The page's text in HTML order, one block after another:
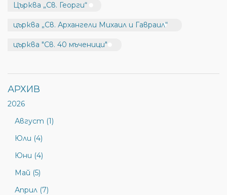
Църква „Св. Георги“
църква „Св. Архангели Михаил и Гавраил“
църква "Св. 40 мъченици"
АРХИВ
2026
Август (1)
Юли (4)
Юни (4)
Май (5)
Април (7)